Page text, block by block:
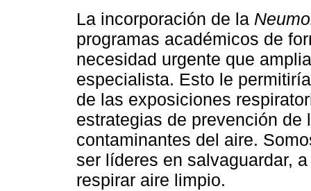
La incorporación de la
programas académicos de
necesidad urgente que
especialista. Esto le
de las exposiciones
estrategias de prevención
contaminantes del aire.
ser líderes en salvaguardar,
respirar aire limpio.